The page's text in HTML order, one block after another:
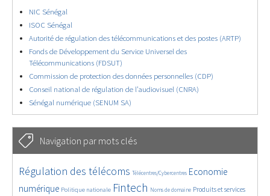
NIC Sénégal
ISOC Sénégal
Autorité de régulation des télécommunications et des postes (ARTP)
Fonds de Développement du Service Universel des
Télécommunications (FDSUT)
Commission de protection des données personnelles (CDP)
Conseil national de régulation de l’audiovisuel (CNRA)
Sénégal numérique (SENUM SA)
Navigation par mots clés
4655/5802
Régulation des télécoms
402/5802 Télécentres/Cybercentres
3706/5802
Economie
numérique
1910/5802 Politique nationale
5329/5802 Fintech
711/5802 Noms de domaine
2390/5802 Produits et services
1565/5802